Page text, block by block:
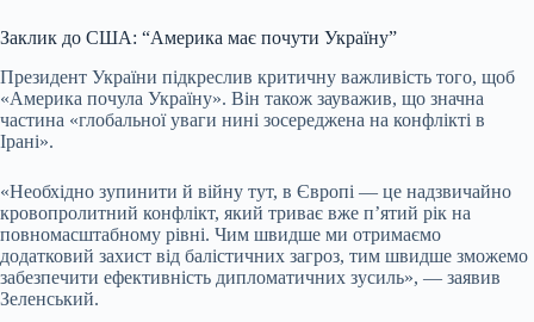
Заклик до США: “Америка має почути Україну”
Президент України підкреслив критичну важливість того, щоб
«Америка почула Україну». Він також зауважив, що значна
частина «глобальної уваги нині зосереджена на конфлікті в
Ірані».
«Необхідно зупинити й війну тут, в Європі — це надзвичайно
кровопролитний конфлікт, який триває вже п’ятий рік на
повномасштабному рівні. Чим швидше ми отримаємо
додатковий захист від балістичних загроз, тим швидше зможемо
забезпечити ефективність дипломатичних зусиль», — заявив
Зеленський.